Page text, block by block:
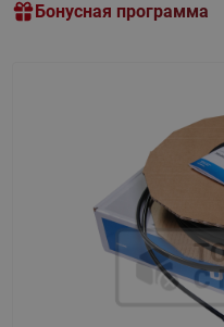
Бонусная программа
Назад